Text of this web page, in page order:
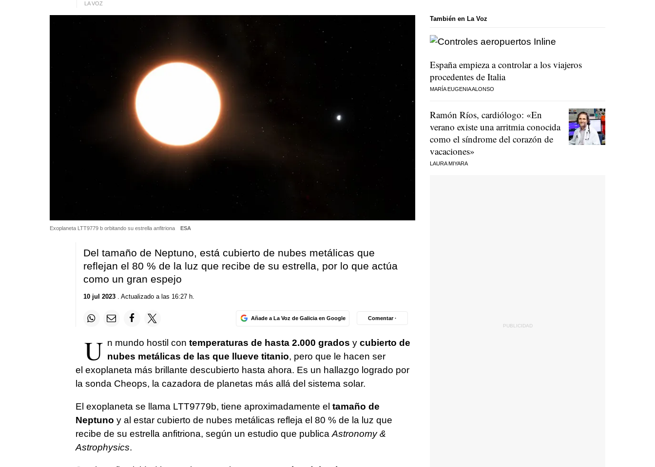
LA VOZ
Exoplaneta LTT9779 b orbitando su estrella anfitriona ESA
Del tamaño de Neptuno, está cubierto de nubes metálicas que
reflejan el 80 % de la luz que recibe de su estrella, por lo que actúa
como un gran espejo
10 jul 2023. Actualizado a las 16:27 h.
Añade a La Voz de Galicia en Google Comentar ·
U n mundo hostil con temperaturas de hasta 2.000 grados ycubierto de
nubes metálicas de las que llueve titanio, pero que le hacen ser
el exoplaneta más brillante descubierto hasta ahora. Es un hallazgo logrado por
la sonda Cheops, la cazadora de planetas más allá del sistema solar.
El exoplaneta se llama LTT9779b, tiene aproximadamente el tamaño de
Neptuno y al estar cubierto de nubes metálicas refleja el 80 % de la luz que
recibe de su estrella anfitriona, según un estudio que publica Astronomy &
Astrophysics.
También en La Voz
España empieza a controlar a los viajeros
procedentes de Italia
MARÍA EUGENIA ALONSO
Ramón Ríos, cardiólogo: «En
verano existe una arritmia conocida
como el síndrome del corazón de
vacaciones»
LAURA MIYARA